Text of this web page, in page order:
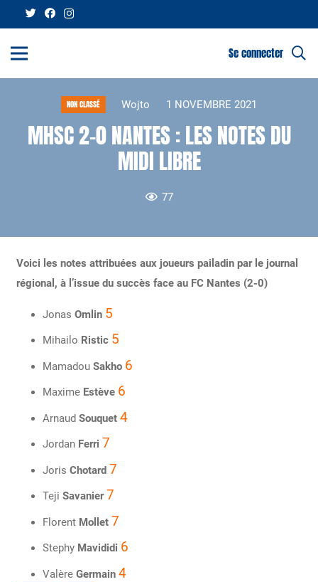
Se connecter
NON CLASSÉ Wojto 1 NOVEMBRE 2021
MHSC 2-0 NANTES : LES NOTES DU
MIDI LIBRE
77
Voici les notes attribuées aux joueurs pailadin par le journal
régional, à l’issue du succès face au FC Nantes (2-0)
Jonas Omlin 5
Mihailo Ristic 5
Mamadou Sakho 6
Maxime Estève 6
Arnaud Souquet 4
Jordan Ferri 7
Joris Chotard 7
Teji Savanier7
Florent Mollet 7
Stephy Mavididi 6
Valère Germain 4